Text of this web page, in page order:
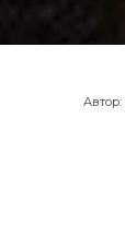
Автор: